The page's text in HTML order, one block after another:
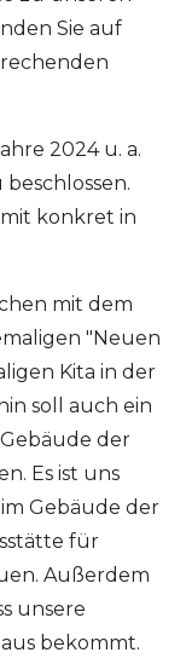
Sie auf
2024 u. a.
konkret in
mit dem
"Neuen
Kita in der
soll auch ein
der
Es ist uns
Gebäude der
für
Außerdem
unsere
bekommt.